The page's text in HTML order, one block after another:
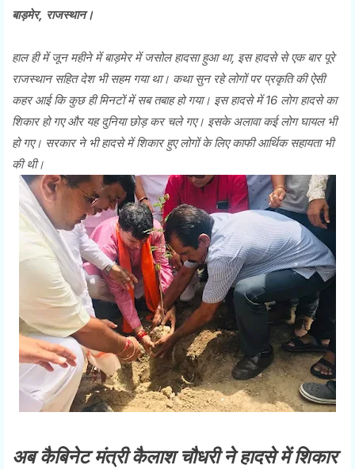
बाड़मेर, राजस्थान।
हाल ही में जून महीने में बाड़मेर में जसोल हादसा हुआ था, इस हादसे से एक बार पूरे
राजस्थान सहित देश भी सहम गया था। कथा सुन रहे लोगों पर प्रकृति की ऐसी
कहर आई कि कुछ ही मिनटों में सब तबाह हो गया। इस हादसे में 16 लोग हादसे का
शिकार हो गए और यह दुनिया छोड़ कर चले गए। इसके अलावा कई लोग घायल भी
हो गए। सरकार ने भी हादसे में शिकार हुए लोगों के लिए काफी आर्थिक सहायता भी
की थी।
अब कैबिनेट मंत्री कैलाश चौधरी ने हादसे में शिकार